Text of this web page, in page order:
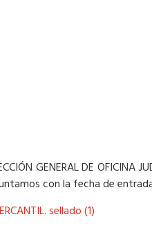
GENERAL DE OFICINA
con la fecha de
sellado (1)